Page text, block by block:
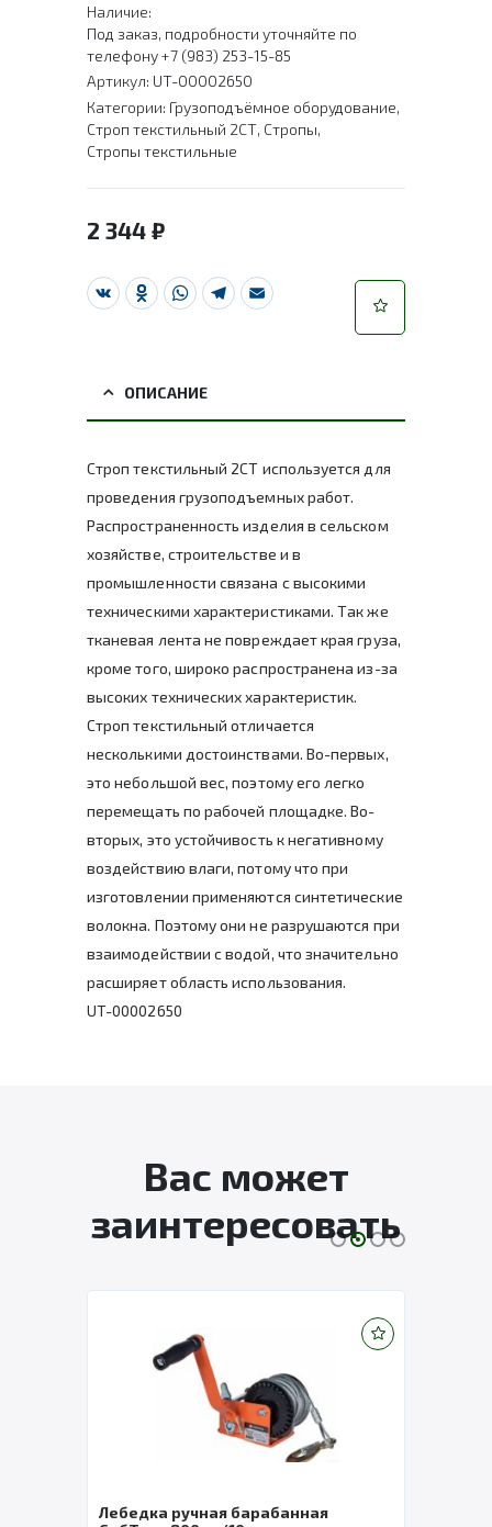
Наличие:
Под заказ, подробности уточняйте по
телефону +7 (983) 253-15-85
Артикул: UT-00002650
Категории: Грузоподъёмное оборудование,
Строп текстильный 2СТ, Стропы,
Стропы текстильные
2 344 ₽
VK Odnoklassniki
WhatsApp
Telegram
Email
ОПИСАНИЕ
Строп текстильный 2СТ используется для
проведения грузоподъемных работ.
Распространенность изделия в сельском
хозяйстве, строительстве и в
промышленности связана с высокими
техническими характеристиками. Так же
тканевая лента не повреждает края груза,
кроме того, широко распространена из-за
высоких технических характеристик.
Строп текстильный отличается
несколькими достоинствами. Во-первых,
это небольшой вес, поэтому его легко
перемещать по рабочей площадке. Во-
вторых, это устойчивость к негативному
воздействию влаги, потому что при
изготовлении применяются синтетические
волокна. Поэтому они не разрушаются при
взаимодействии с водой, что значительно
расширяет область использования.
UT-00002650
Вас может
заинтересовать
Лебедка ручная барабанная